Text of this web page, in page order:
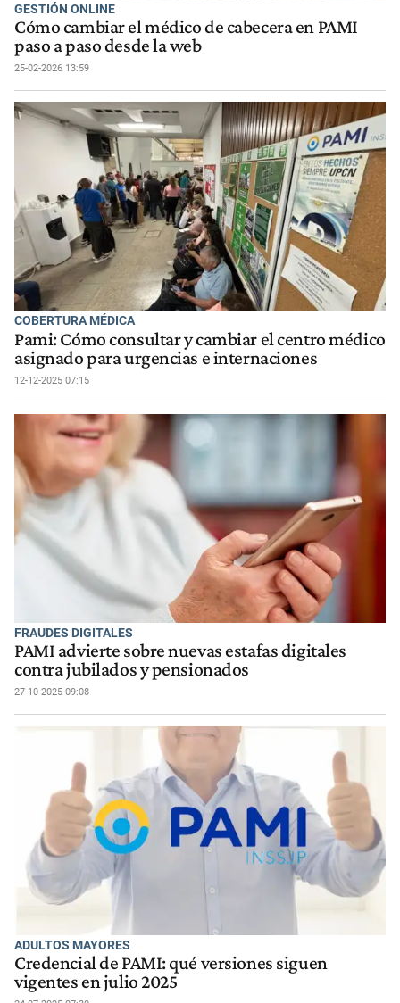
GESTIÓN ONLINE
Cómo cambiar el médico de cabecera en PAMI
paso a paso desde la web
25-02-2026 13:59
COBERTURA MÉDICA
Pami: Cómo consultar y cambiar el centro médico
asignado para urgencias e internaciones
12-12-2025 07:15
FRAUDES DIGITALES
PAMI advierte sobre nuevas estafas digitales
contra jubilados y pensionados
27-10-2025 09:08
ADULTOS MAYORES
Credencial de PAMI: qué versiones siguen
vigentes en julio 2025